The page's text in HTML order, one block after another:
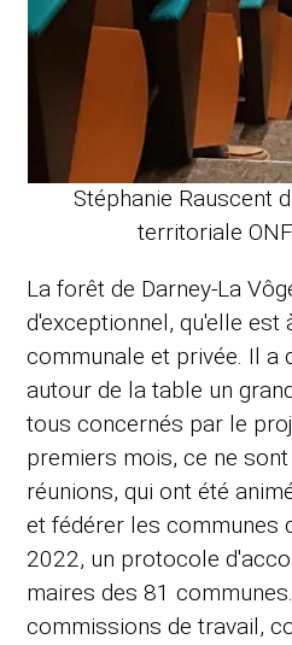
Stéphanie Rauscent
territoriale
La forêt de Darney-La
d'exceptionnel, qu'elle est
communale et privée. Il a
autour de la table un
tous concernés par le
premiers mois, ce ne
réunions, qui ont été
et fédérer les communes
2022, un protocole
maires des 81
commissions de travail,